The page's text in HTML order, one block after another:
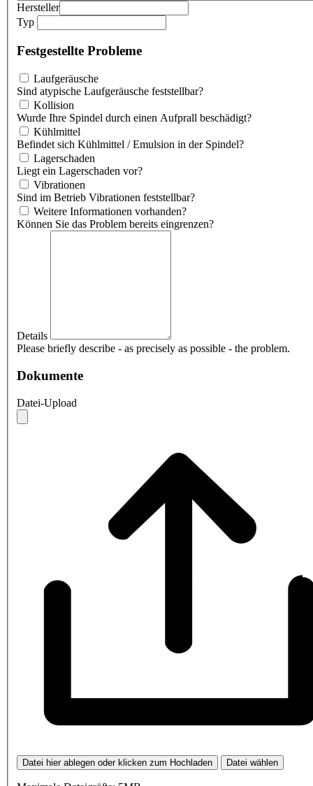
Hersteller
Typ
Festgestellte Probleme
Laufgeräusche
Sind atypische Laufgeräusche feststellbar?
Kollision
Wurde Ihre Spindel durch einen Aufprall beschädigt?
Kühlmittel
Befindet sich Kühlmittel / Emulsion in der Spindel?
Lagerschaden
Liegt ein Lagerschaden vor?
Vibrationen
Sind im Betrieb Vibrationen feststellbar?
Weitere Informationen vorhanden?
Können Sie das Problem bereits eingrenzen?
Details
Please briefly describe - as precisely as possible - the problem.
Dokumente
Datei-Upload
Datei hier ablegen oder klicken zum Hochladen Datei wählen